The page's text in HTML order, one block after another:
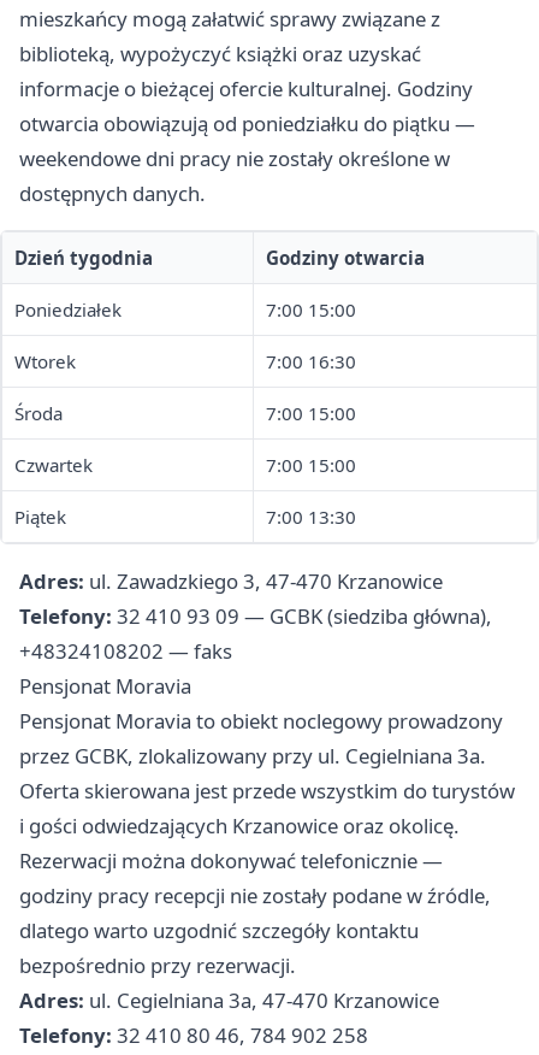
mieszkańcy mogą załatwić sprawy związane z
biblioteką, wypożyczyć książki oraz uzyskać
informacje o bieżącej ofercie kulturalnej. Godziny
otwarcia obowiązują od poniedziałku do piątku —
weekendowe dni pracy nie zostały określone w
dostępnych danych.
Dzień tygodnia Godziny otwarcia
Poniedziałek 7:00 15:00
Wtorek 7:00 16:30
Środa 7:00 15:00
Czwartek 7:00 15:00
Piątek 7:00 13:30
Adres: ul. Zawadzkiego 3, 47-470 Krzanowice
Telefony: 32 410 93 09 — GCBK (siedziba główna),
+48324108202 — faks
Pensjonat Moravia
Pensjonat Moravia to obiekt noclegowy prowadzony
przez GCBK, zlokalizowany przy ul. Cegielniana 3a.
Oferta skierowana jest przede wszystkim do turystów
i gości odwiedzających Krzanowice oraz okolicę.
Rezerwacji można dokonywać telefonicznie —
godziny pracy recepcji nie zostały podane w źródle,
dlatego warto uzgodnić szczegóły kontaktu
bezpośrednio przy rezerwacji.
Adres: ul. Cegielniana 3a, 47-470 Krzanowice
Telefony: 32 410 80 46, 784 902 258